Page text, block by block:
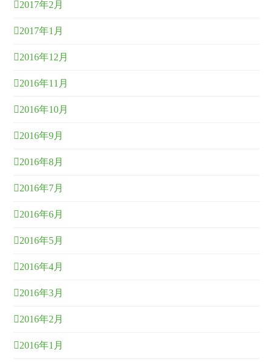
2017年2月
2017年1月
2016年12月
2016年11月
2016年10月
2016年9月
2016年8月
2016年7月
2016年6月
2016年5月
2016年4月
2016年3月
2016年2月
2016年1月